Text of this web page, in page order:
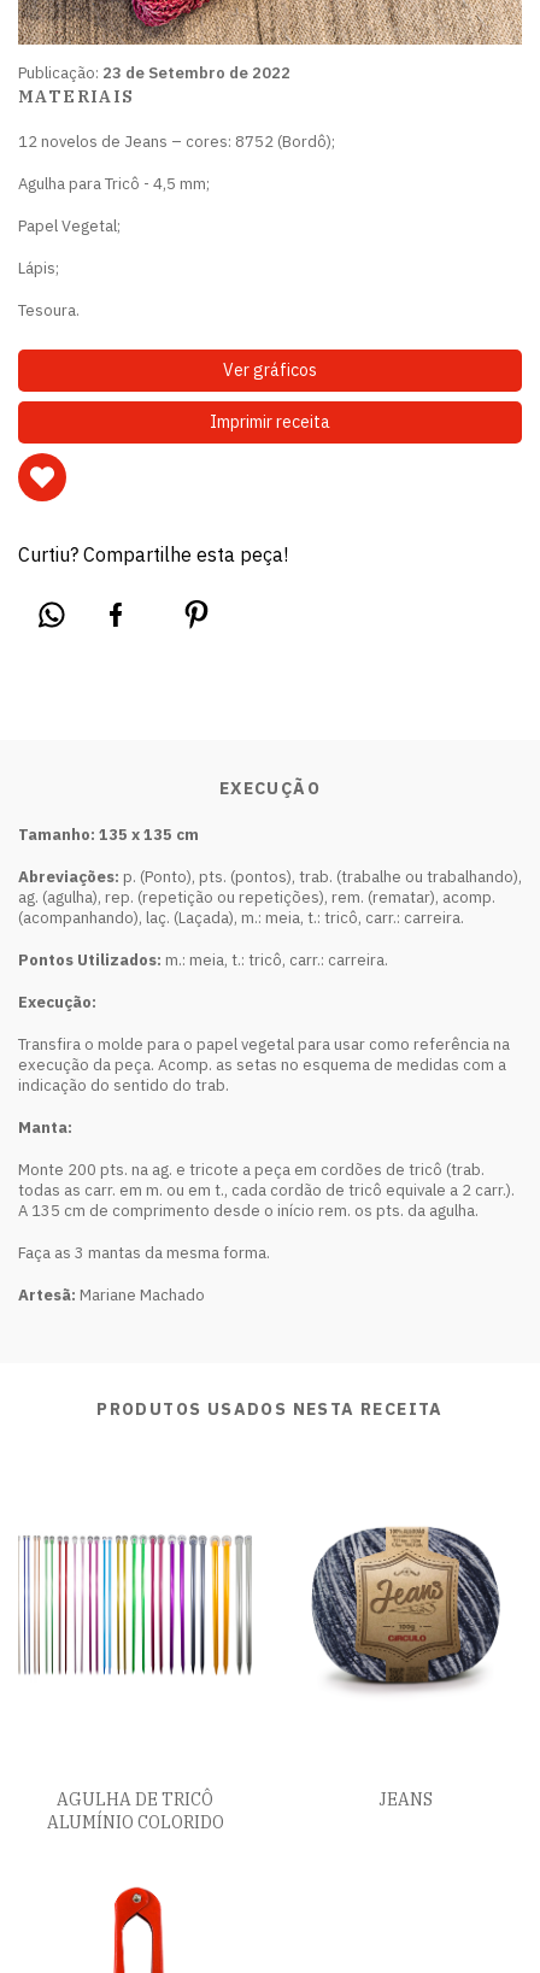
Publicação: 23 de Setembro de 2022
MATERIAIS
12 novelos de Jeans – cores: 8752 (Bordô);
Agulha para Tricô - 4,5 mm;
Papel Vegetal;
Lápis;
Tesoura.
Ver gráficos
Imprimir receita
Curtiu? Compartilhe esta peça!
EXECUÇÃO
Tamanho: 135 x 135 cm
Abreviações: p. (Ponto), pts. (pontos), trab. (trabalhe ou trabalhando),
ag. (agulha), rep. (repetição ou repetições), rem. (rematar), acomp.
(acompanhando), laç. (Laçada), m.: meia, t.: tricô, carr.: carreira.
Pontos Utilizados: m.: meia, t.: tricô, carr.: carreira.
Execução:
Transfira o molde para o papel vegetal para usar como referência na
execução da peça. Acomp. as setas no esquema de medidas com a
indicação do sentido do trab.
Manta:
Monte 200 pts. na ag. e tricote a peça em cordões de tricô (trab.
todas as carr. em m. ou em t., cada cordão de tricô equivale a 2 carr.).
A 135 cm de comprimento desde o início rem. os pts. da agulha.
Faça as 3 mantas da mesma forma.
Artesã: Mariane Machado
PRODUTOS USADOS NESTA RECEITA
AGULHA DE TRICÔ
ALUMÍNIO COLORIDO
JEANS